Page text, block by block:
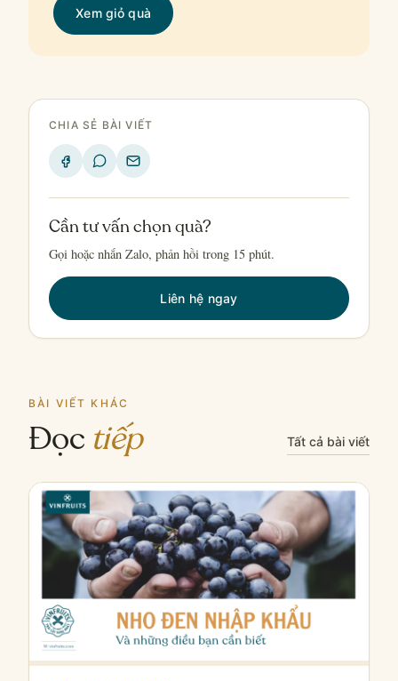
Xem giỏ quà
CHIA SẺ BÀI VIẾT
Cần tư vấn chọn quà?
Gọi hoặc nhắn Zalo, phản hồi trong 15 phút.
Liên hệ ngay
BÀI VIẾT KHÁC
Đọc tiếp Tất cả bài viết